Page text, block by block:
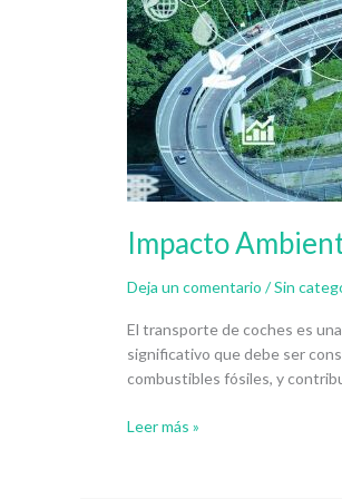
Impacto
Deja un comentario /Sin
El transporte de coches es
significativo que debe ser
combustibles fósiles, y
Leer más »